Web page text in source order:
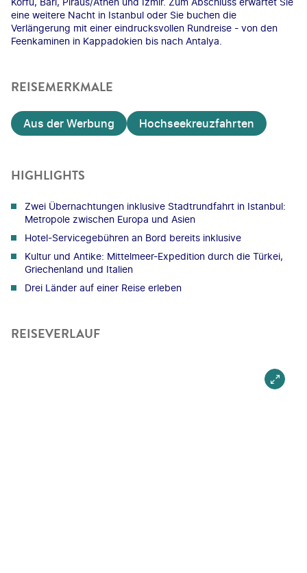
eine weitere Nacht in Istanbul oder Sie buchen die
Verlängerung mit einer eindrucksvollen Rundreise - von den
Feenkaminen in Kappadokien bis nach Antalya.
REISEMERKMALE
Aus der Werbung Hochseekreuzfahrten
HIGHLIGHTS
Zwei Übernachtungen inklusive Stadtrundfahrt in Istanbul:
Metropole zwischen Europa und Asien
Hotel-Servicegebühren an Bord bereits inklusive
Kultur und Antike: Mittelmeer-Expedition durch die Türkei,
Griechenland und Italien
Drei Länder auf einer Reise erleben
REISEVERLAUF